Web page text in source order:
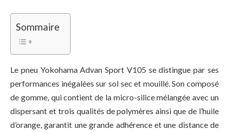
Sommaire
Le pneu Yokohama Advan Sport V105 se distingue par ses
performances inégalées sur sol sec et mouillé. Son composé
de gomme, qui contient de la micro-silice mélangée avec un
dispersant et trois qualités de polymères ainsi que de l’huile
d’orange, garantit une grande adhérence et une distance de